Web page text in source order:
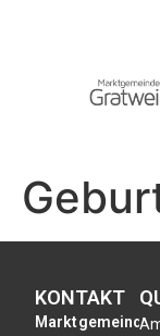
KONTAKT
Marktgemeinde